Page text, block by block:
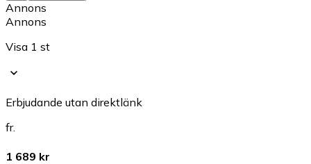
Annons
Annons
Visa 1 st
Erbjudande utan direktlänk
fr.
1 689 kr